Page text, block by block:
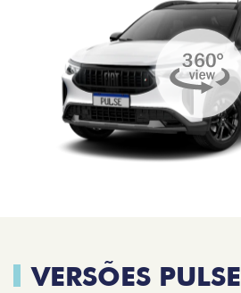
VERSÕES PULSE